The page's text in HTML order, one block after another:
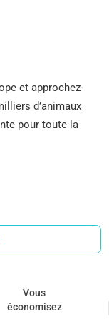
et approchez-
d’animaux
pour toute la
Vous
économisez